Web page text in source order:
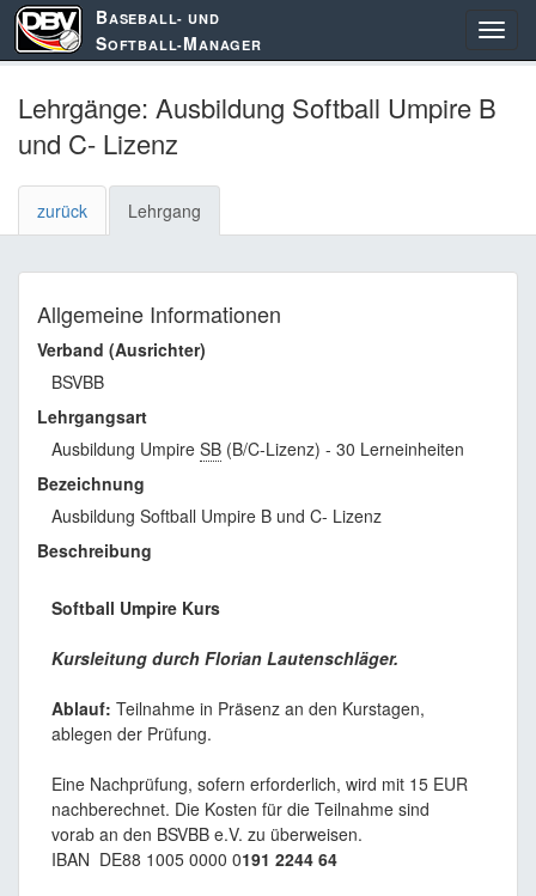
BASEBALL- UND
SOFTBALL-MANAGER
Lehrgänge: Ausbildung Softball Umpire B
und C- Lizenz
zurück Lehrgang
Allgemeine Informationen
Verband (Ausrichter)
BSVBB
Lehrgangsart
Ausbildung Umpire SB (B/C-Lizenz) - 30 Lerneinheiten
Bezeichnung
Ausbildung Softball Umpire B und C- Lizenz
Beschreibung
Softball Umpire Kurs
Kursleitung durch Florian Lautenschläger.
Ablauf: Teilnahme in Präsenz an den Kurstagen,
ablegen der Prüfung.
Eine Nachprüfung, sofern erforderlich, wird mit 15 EUR
nachberechnet. Die Kosten für die Teilnahme sind
vorab an den BSVBB e.V. zu überweisen.
IBAN DE88 1005 0000 0191 2244 64